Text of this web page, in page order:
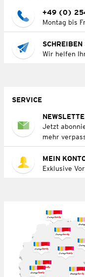
+49 (0)
Montag bis
SCHREIBEN
Wir helfen
SERVICE
Jetzt
mehr
MEIN
Exklusive